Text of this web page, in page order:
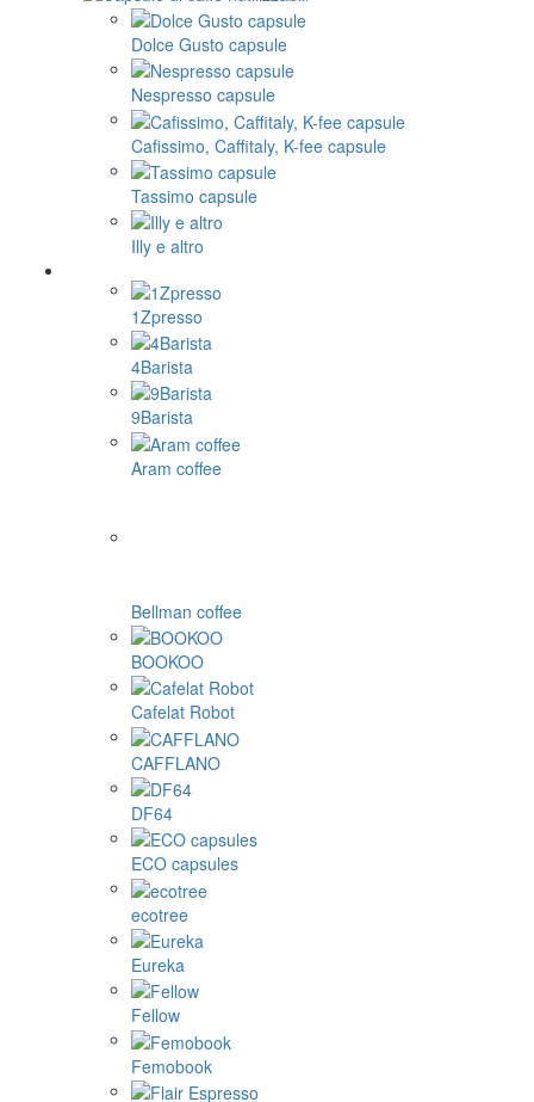
Dolce Gusto capsule
Nespresso capsule
Cafissimo, Caffitaly, K-fee capsule
Tassimo capsule
Illy e altro
1Zpresso
4Barista
9Barista
Aram coffee
Bellman coffee
BOOKOO
Cafelat Robot
CAFFLANO
DF64
ECO capsules
ecotree
Eureka
Fellow
Femobook